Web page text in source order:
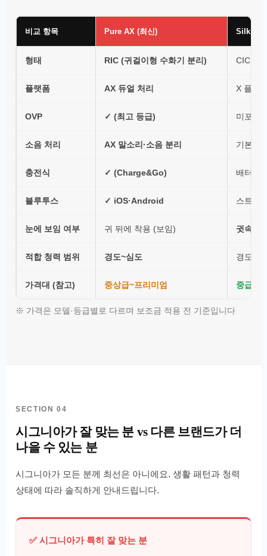
비교 항목 Pure AX (최신) Silk X
형태 RIC (귀걸이형 수화기 분리) CIC (완
플랫폼 AX 듀얼 처리 X 플랫
OVP ✓ (최고 등급) 미포함
소음 처리 AX 말소리·소음 분리 기본 소
충전식 ✓ (Charge&Go) 배터리
블루투스 ✓ iOS·Android 스트리
눈에 보임 여부 귀 뒤에 착용 (보임) 귓속 (
적합 청력 범위 경도~심도 경도~
가격대 (참고) 중상급~프리미엄 중급~
※ 가격은 모델·등급별로 다르며 보조금 적용 전 기준입니다
SECTION 04
시그니아가 잘 맞는 분 vs 다른 브랜드가 더
나을 수 있는 분
시그니아가 모든 분께 최선은 아니에요. 생활 패턴과 청력
상태에 따라 솔직하게 안내드립니다.
✅ 시그니아가 특히 잘 맞는 분